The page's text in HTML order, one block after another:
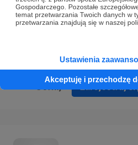
Gospodarczego. Pozostałe
temat przetwarzania Twoich danych w
przetwarzania znajdują się w naszej
Ustawienia
Akceptuję i przechodzę
zmieniona w ustawieniach konta.
Zarejestruj